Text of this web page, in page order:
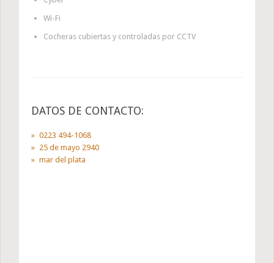
Wi-Fi
Cocheras cubiertas y controladas por CCTV
DATOS DE CONTACTO:
0223 494-1068
25 de mayo 2940
mar del plata